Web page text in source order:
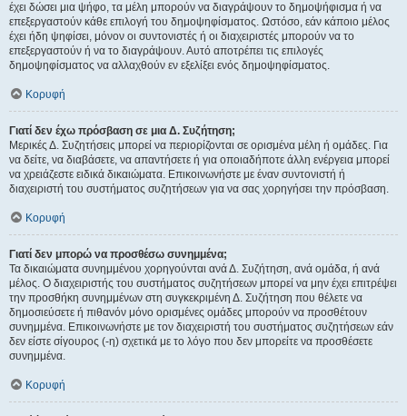
έχει δώσει μια ψήφο, τα μέλη μπορούν να διαγράψουν το δημοψήφισμα ή να
επεξεργαστούν κάθε επιλογή του δημοψηφίσματος. Ωστόσο, εάν κάποιο μέλος
έχει ήδη ψηφίσει, μόνον οι συντονιστές ή οι διαχειριστές μπορούν να το
επεξεργαστούν ή να το διαγράψουν. Αυτό αποτρέπει τις επιλογές
δημοψηφίσματος να αλλαχθούν εν εξελίξει ενός δημοψηφίσματος.
Κορυφή
Γιατί δεν έχω πρόσβαση σε μια Δ. Συζήτηση;
Μερικές Δ. Συζητήσεις μπορεί να περιορίζονται σε ορισμένα μέλη ή ομάδες. Για
να δείτε, να διαβάσετε, να απαντήσετε ή για οποιαδήποτε άλλη ενέργεια μπορεί
να χρειάζεστε ειδικά δικαιώματα. Επικοινωνήστε με έναν συντονιστή ή
διαχειριστή του συστήματος συζητήσεων για να σας χορηγήσει την πρόσβαση.
Κορυφή
Γιατί δεν μπορώ να προσθέσω συνημμένα;
Τα δικαιώματα συνημμένου χορηγούνται ανά Δ. Συζήτηση, ανά ομάδα, ή ανά
μέλος. Ο διαχειριστής του συστήματος συζητήσεων μπορεί να μην έχει επιτρέψει
την προσθήκη συνημμένων στη συγκεκριμένη Δ. Συζήτηση που θέλετε να
δημοσιεύσετε ή πιθανόν μόνο ορισμένες ομάδες μπορούν να προσθέτουν
συνημμένα. Επικοινωνήστε με τον διαχειριστή του συστήματος συζητήσεων εάν
δεν είστε σίγουρος (-η) σχετικά με το λόγο που δεν μπορείτε να προσθέσετε
συνημμένα.
Κορυφή